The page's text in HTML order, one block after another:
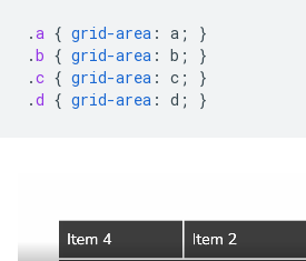
.a { grid-area : a ;
}
.b { grid-area : b ;
}
.c { grid-area : c ;
}
.d { grid-area : d ; }